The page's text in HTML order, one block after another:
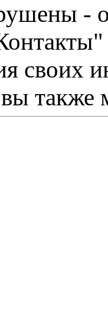
-
своих
также